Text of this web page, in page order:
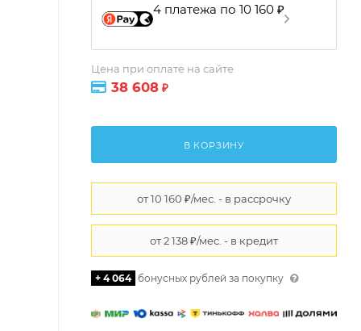
4 платежа по 10 160 ₽
Цена при оплате на сайте
38 608 ₽
В КОРЗИНУ
+ 4 064 бонусных рублей за покупку